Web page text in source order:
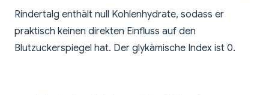
Rindertalg enthält null Kohlenhydrate, sodass er
praktisch keinen direkten Einfluss auf den
Blutzuckerspiegel hat. Der glykämische Index ist 0.